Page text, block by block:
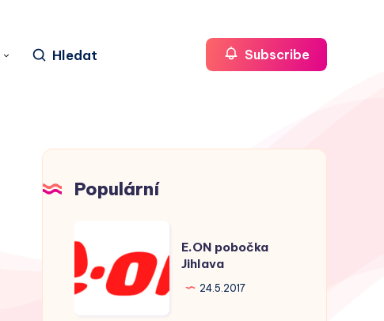
Hledat Subscribe
Populární
pobočka
Jihlava
E.ON pobočka
Jihlava
24.5.2017